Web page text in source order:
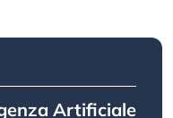
Artificiale